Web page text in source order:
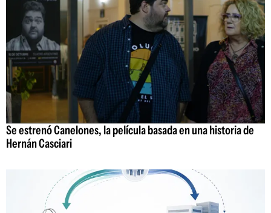
Se estrenó Canelones, la película basada en una historia de
Hernán Casciari